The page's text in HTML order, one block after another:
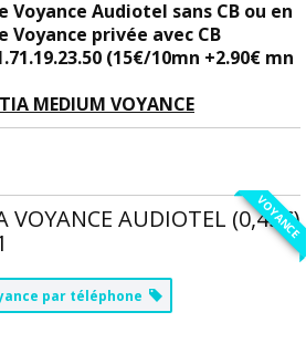
Audiotel sans CB ou en
Voyance privée avec CB
(15€/10mn +2.90€ mn
MEDIUM VOYANCE
VOYANCE
VOYANCE AUDIOTEL (0,45€)
par téléphone